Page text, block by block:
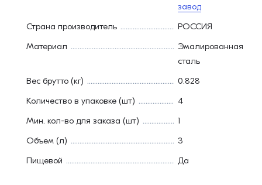
завод
Страна производитель
РОССИЯ
Материал
Эмалированная
сталь
Вес брутто (кг)
0.828
Количество в упаковке (шт)
4
Мин. кол-во для заказа (шт)
1
Объем (л)
3
Пищевой
Да